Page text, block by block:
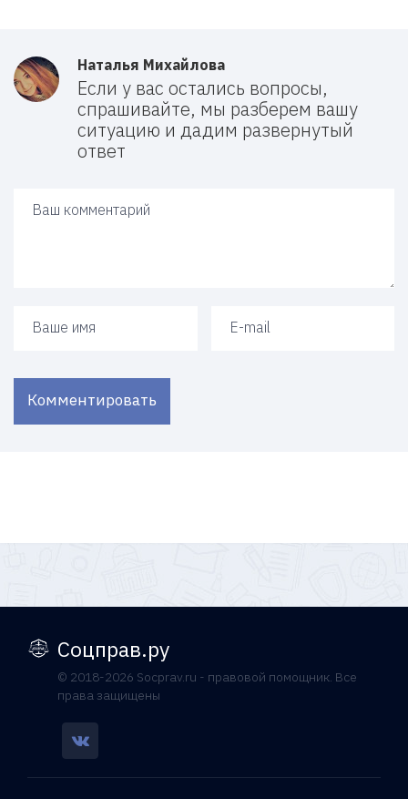
Наталья Михайлова
Если у вас остались вопросы,
спрашивайте, мы разберем вашу
ситуацию и дадим развернутый
ответ
Комментировать
Соцправ.ру
© 2018-2026 Socprav.ru - правовой помощник. Все
права защищены